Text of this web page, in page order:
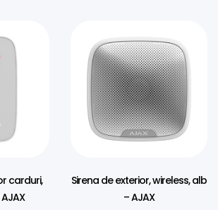
carduri,
Sirena de exterior, wireless, alb
– AJAX